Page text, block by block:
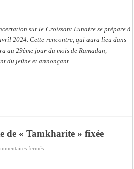
sur le Croissant Lunaire se prépare à
2024. Cette rencontre, qui aura lieu dans
au 29ème jour du mois de Ramadan,
du jeûne et annonçant …
de « Tamkharite » fixée
ferméssur